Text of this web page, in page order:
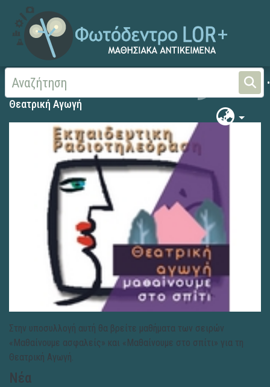
Αρχική Θεατρική Αγωγή Θεατρική Αγωγή
Θεατρική Αγωγή
Στην υποσυλλογή αυτή θα βρείτε μαθήματα των σειρών
«Μαθαίνουμε ασφαλείς» και «Μαθαίνουμε στο σπίτι» για τη
Θεατρική Αγωγή.
Νέα